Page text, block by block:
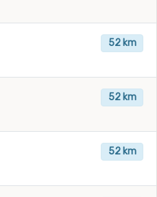
52 km
52 km
52 km